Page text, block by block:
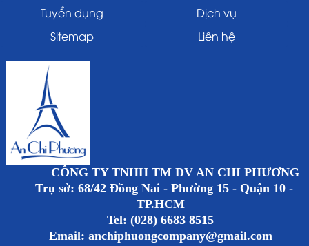
Tuyển dụng
Dịch vụ
Sitemap
Liên hệ
CÔNG TY TNHH TM DV AN CHI PHƯƠNG
Trụ sở: 68/42 Đồng Nai - Phường 15 - Quận 10 -
TP.HCM
Tel: (028) 6683 8515
Email: anchiphuongcompany@gmail.com